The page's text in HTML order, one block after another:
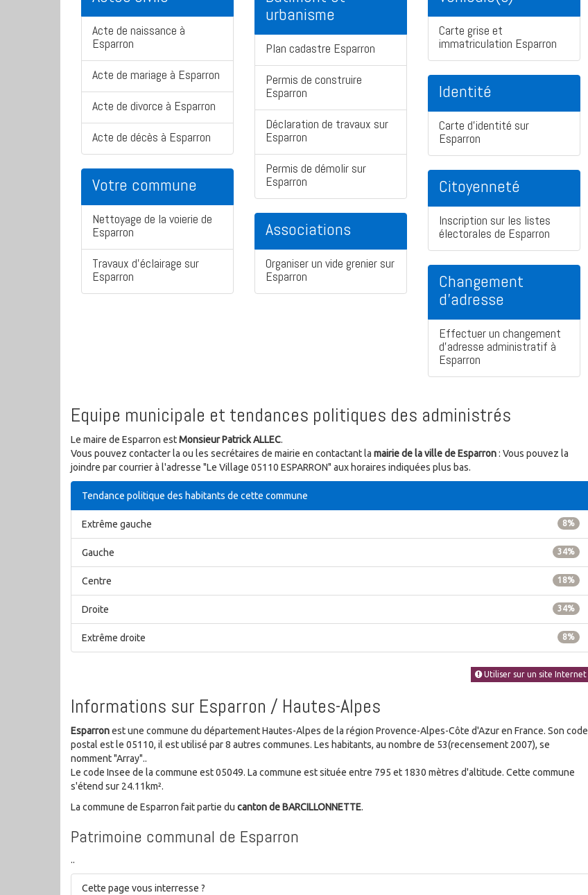
Acte de naissance à
Esparron
Acte de mariage à Esparron
Acte de divorce à Esparron
Acte de décès à Esparron
Votre commune
Nettoyage de la voierie de
Esparron
Travaux d'éclairage sur
Esparron
urbanisme
Plan cadastre Esparron
Permis de construire
Esparron
Déclaration de travaux sur
Esparron
Permis de démolir sur
Esparron
Associations
Organiser un vide grenier sur
Esparron
Carte grise et
immatriculation Esparron
Identité
Carte d'identité sur
Esparron
Citoyenneté
Inscription sur les listes
électorales de Esparron
Changement
d'adresse
Effectuer un changement
d'adresse administratif à
Esparron
Equipe municipale et tendances politiques des administrés
Le maire de Esparron estMonsieur Patrick ALLEC.
Vous pouvez contacter la ou les secrétaires de mairie en contactant la mairie de la ville de Esparron: Vous pouvez la
joindre par courrier à l'adresse "Le Village 05110 ESPARRON" aux horaires indiquées plus bas.
Tendance politique des habitants de cette commune
8%
Extrême gauche
34%
Gauche
18%
Centre
34%
Droite
8%
Extrême droite
Utiliser sur un site Internet
Informations sur Esparron / Hautes-Alpes
Esparronest une commune du département Hautes-Alpes de la région Provence-Alpes-Côte d'Azur en France. Son code
postal est le 05110, il est utilisé par 8 autres communes. Les habitants, au nombre de 53(recensement 2007), se
nomment "Array"..
Le code Insee de la commune est 05049. La commune est située entre 795 et 1830 mètres d'altitude. Cette commune
s'étend sur 24.11km².
La commune de Esparron fait partie du canton de BARCILLONNETTE.
Patrimoine communal de Esparron
..
Cette page vous interresse ?